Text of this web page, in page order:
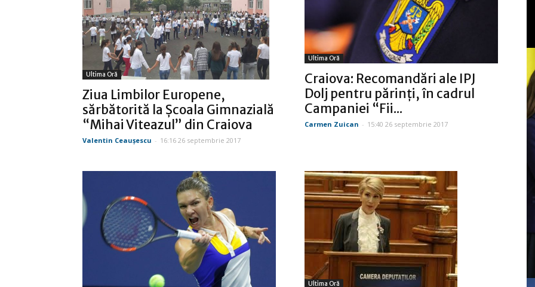
Ultima Oră
Ziua Limbilor Europene,
sărbătorită la Școala Gimnazială
“Mihai Viteazul” din Craiova
Valentin Ceauşescu - 16:16 26 septembrie 2017
Ultima Oră
Craiova: Recomandări ale IPJ
Dolj pentru părinţi, în cadrul
Campaniei “Fii...
Carmen Zuican - 15:40 26 septembrie 2017
Ultima Oră